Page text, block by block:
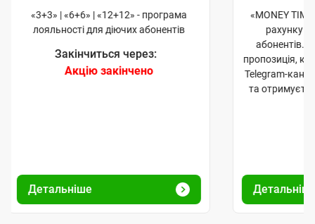
«3+3» | «6+6» | «12+12» - програма
лояльності для діючих абонентів
Закінчиться через:
Акцію закінчено
Детальніше
«MONEY
рахунку
абонентів.
пропозиція,
Telegram-
та